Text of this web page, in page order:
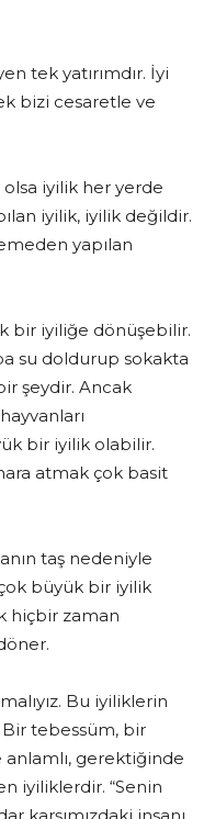
tek yatırımdır. İyi
bizi cesaretle ve
iyilik her yerde
iyilik, iyilik değildir.
yapılan
bir iyiliğe dönüşebilir.
su doldurup sokakta
şeydir. Ancak
bir iyilik olabilir.
atmak çok basit
taş nedeniyle
büyük bir iyilik
hiçbir zaman
Bu iyiliklerin
tebessüm, bir
anlamlı, gerektiğinde
iyiliklerdir. “Senin